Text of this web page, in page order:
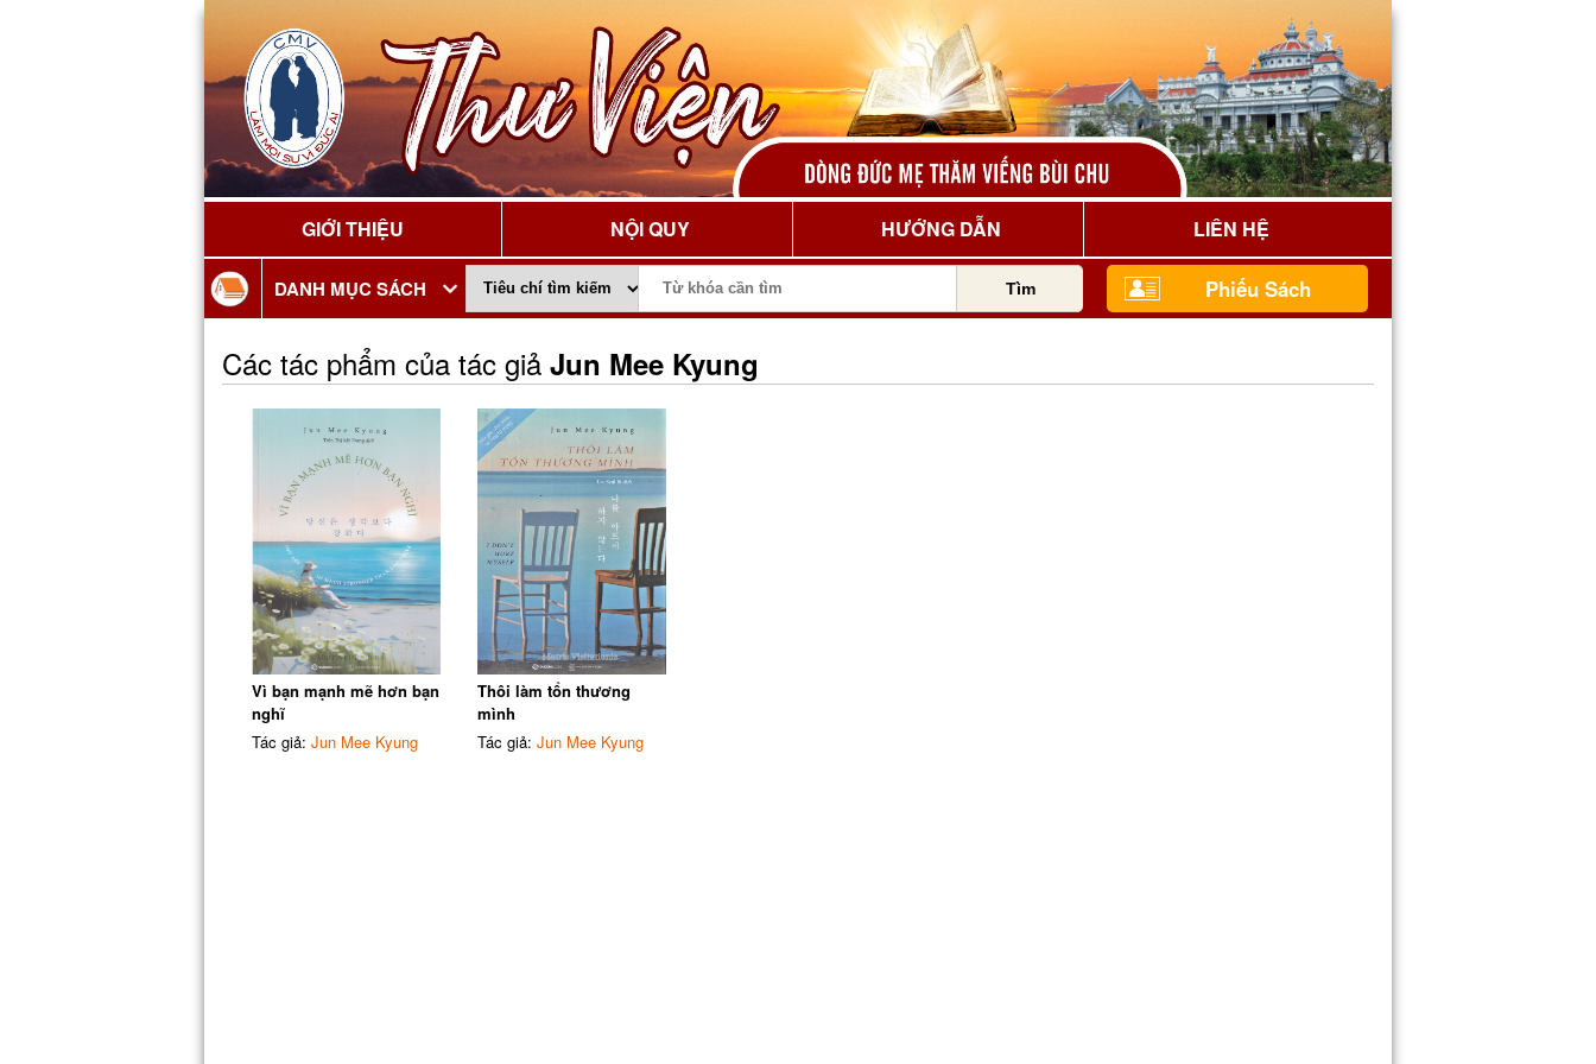
GIỚI THIỆU NỘI QUY HƯỚNG DẪN LIÊN HỆ
DANH MỤC SÁCH Tìm Phiếu Sách
Các tác phẩm của tác giả Jun Mee Kyung
Vì bạn mạnh mẽ hơn bạn
nghĩ
Tác giả: Jun Mee Kyung
Thôi làm tổn thương
mình
Tác giả: Jun Mee Kyung